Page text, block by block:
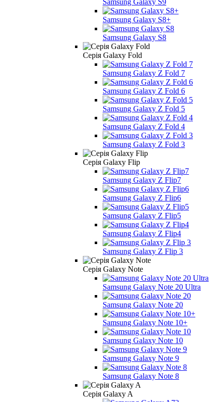
Samsung Galaxy S8+
Samsung Galaxy S8
Серія Galaxy Fold
Samsung Galaxy Z Fold 7
Samsung Galaxy Z Fold 6
Samsung Galaxy Z Fold 5
Samsung Galaxy Z Fold 4
Samsung Galaxy Z Fold 3
Серія Galaxy Flip
Samsung Galaxy Z Flip7
Samsung Galaxy Z Flip6
Samsung Galaxy Z Flip5
Samsung Galaxy Z Flip4
Samsung Galaxy Z Flip 3
Серія Galaxy Note
Samsung Galaxy Note 20 Ultra
Samsung Galaxy Note 20
Samsung Galaxy Note 10+
Samsung Galaxy Note 10
Samsung Galaxy Note 9
Samsung Galaxy Note 8
Серія Galaxy A